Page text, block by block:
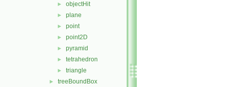
► objectHit
► plane
► point
► point2D
► pyramid
► tetrahedron
► triangle
► treeBoundBox